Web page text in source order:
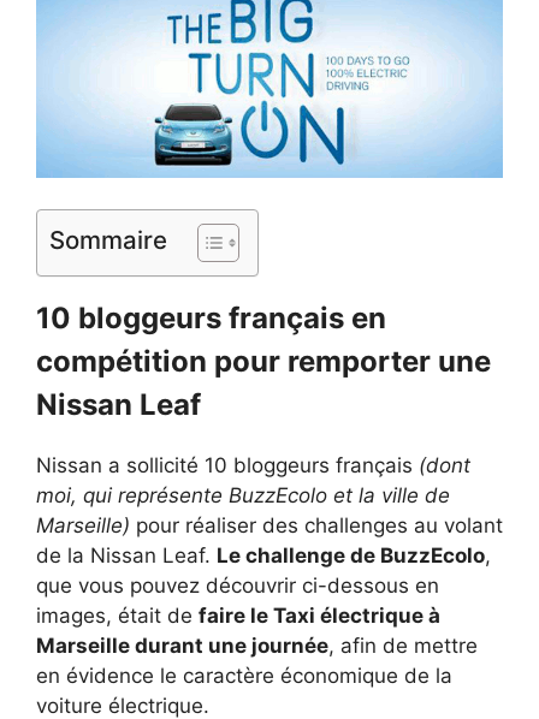
Sommaire
10 bloggeurs français en
compétition pour remporter une
Nissan Leaf
Nissan a sollicité 10 bloggeurs français (dont
moi, qui représente BuzzEcolo et la ville de
Marseille) pour réaliser des challenges au volant
de la Nissan Leaf. Le challenge de BuzzEcolo,
que vous pouvez découvrir ci-dessous en
images, était de faire le Taxi électrique à
Marseille durant une journée, afin de mettre
en évidence le caractère économique de la
voiture électrique.